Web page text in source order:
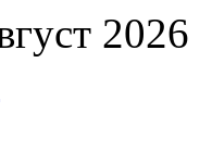
2026